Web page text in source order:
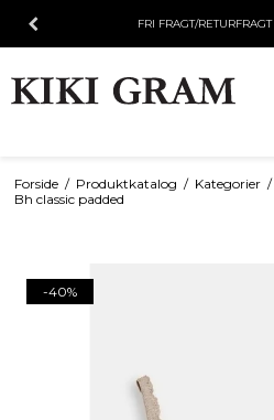
FRI FRAGT/
Forside / Produktkatalog / Kategorier /
Bh classic padded
-40%